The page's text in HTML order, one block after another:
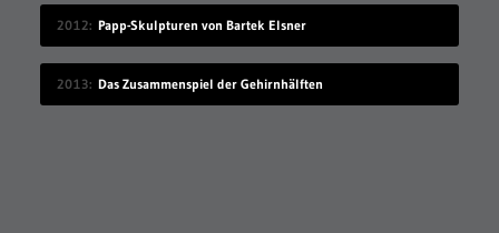
2012 Papp-Skulpturen von Bartek Elsner
2013 Das Zusammenspiel der Gehirnhälften